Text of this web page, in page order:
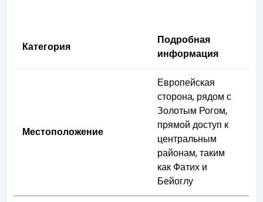
Категория
Подробная
информация
Местоположение
Европейская
сторона, рядом с
Золотым Рогом,
прямой доступ к
центральным
районам, таким
как Фатих и
Бейоглу